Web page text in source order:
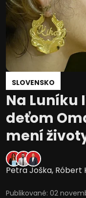
SLOVENSKO
Na Luníku
deťom
mení
Petra Joška, Róbert
Publikované: 02